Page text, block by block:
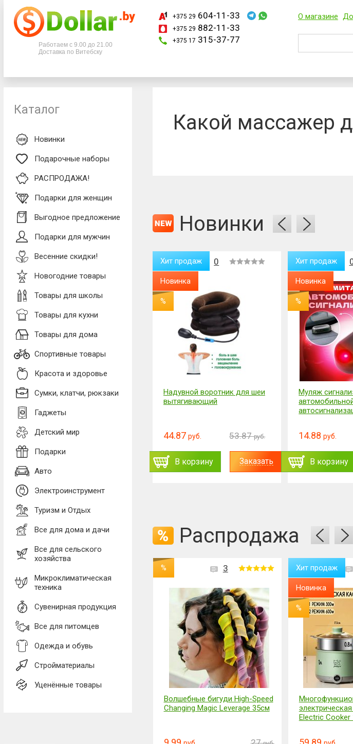
Телефоны
+375 29882-11-33
Работаем с 9.00 до 21.00
Доставка по Витебску
+375 29 604-11-33
+375 29 882-11-33
+375 17 315-37-77
О магазине
Каталог
Новинки
Подарочные наборы
РАСПРОДАЖА!
Подарки для женщин
Выгодное предложение
Подарки для мужчин
Весенние скидки!
Новогодние товары
Товары для школы
Товары для кухни
Товары для дома
Спортивные товары
Красота и здоровье
Сумки, клатчи, рюкзаки
Гаджеты
Детский мир
Подарки
Авто
Электроинструмент
Туризм и Отдых
Все для дома и дачи
Все для сельского
хозяйства
Микроклиматическая
техника
Сувенирная продукция
Все для питомцев
Одежда и обувь
Стройматериалы
Уценённые товары
Какой массажер
Новинки
0
Хит продаж
Новинка
Перчатка для сбора шерсти
с одежды и мебели
13.85руб.
0
Хит продаж
Новинка
%
Надувной воротник для шеи
вытягивающий
44.87 руб. 53.87 руб.
В корзину Заказать
Хит продаж
Новинка
%
Муляж
14.88руб.
В корзину
Распродажа
Новинка
%
3
%
Волшебные бигуди High-Speed
Changing Magic Leverage 35см
Хит продаж
Новинка
%
Electric Cooker